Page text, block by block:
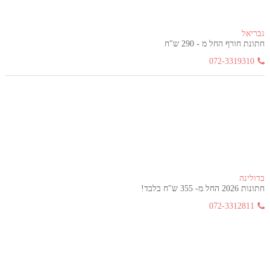
גבריאל
חתונת חורף החל מ - 290 ש"ח
072-3319310
בדולינה
חתונות 2026 החל מ- 355 ש"ח בלבד!
072-3312811